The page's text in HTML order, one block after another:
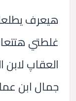
هيعرف
غلطتي
العقاپ
جمال ابن